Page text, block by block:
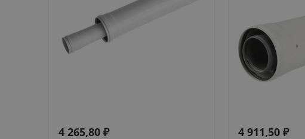
4 265,80 ₽ 4 911,50 ₽